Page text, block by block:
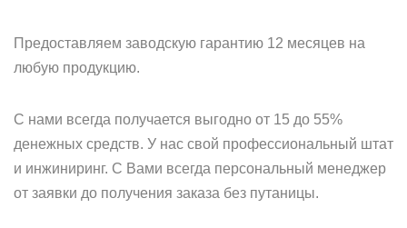
Предоставляем заводскую гарантию 12 месяцев на
любую продукцию.
С нами всегда получается выгодно от 15 до 55%
денежных средств. У нас свой профессиональный штат
и инжиниринг. С Вами всегда персональный менеджер
от заявки до получения заказа без путаницы.